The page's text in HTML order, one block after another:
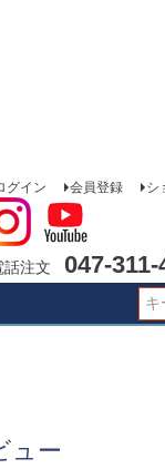
グイン 会員登録 シ
話注文 047-
ュー